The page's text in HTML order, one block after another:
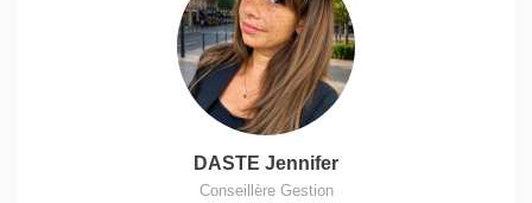
DASTE Jennifer
Conseillère Gestion